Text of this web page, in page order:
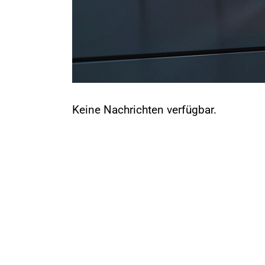
Keine Nachrichten verfügbar.